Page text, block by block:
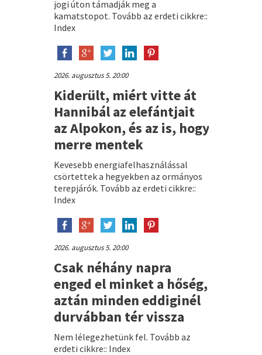
jogi úton támadják meg a
kamatstopot. Tovább az erdeti cikkre::
Index
2026. augusztus 5. 20:00
Kiderült, miért vitte át
Hannibál az elefántjait
az Alpokon, és az is, hogy
merre mentek
Kevesebb energiafelhasználással
csörtettek a hegyekben az ormányos
terepjárók. Tovább az erdeti cikkre::
Index
2026. augusztus 5. 20:00
Csak néhány napra
enged el minket a hőség,
aztán minden eddiginél
durvábban tér vissza
Nem lélegezhetünk fel. Tovább az
erdeti cikkre:: Index